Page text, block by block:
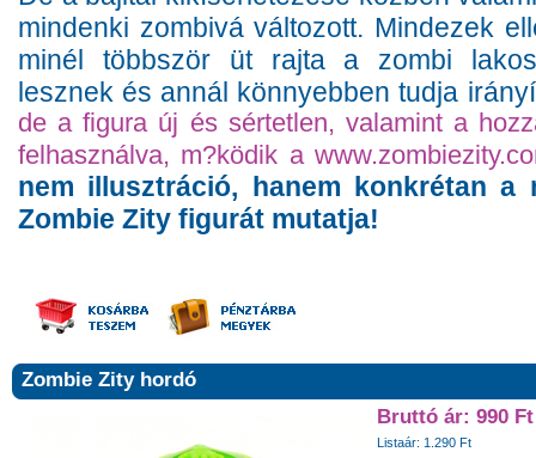
mindenki zombivá változott. Mindezek
minél többször üt rajta a zombi
lesznek és annál könnyebben tudja
de a figura új és sértetlen, valamint a
felhasználva, m?ködik a
nem illusztráció, hanem konkrétan a
Zombie Zity figurát mutatja!
Zombie Zity hordó
Bruttó ár: 990 Ft
Listaár: 1.290 Ft